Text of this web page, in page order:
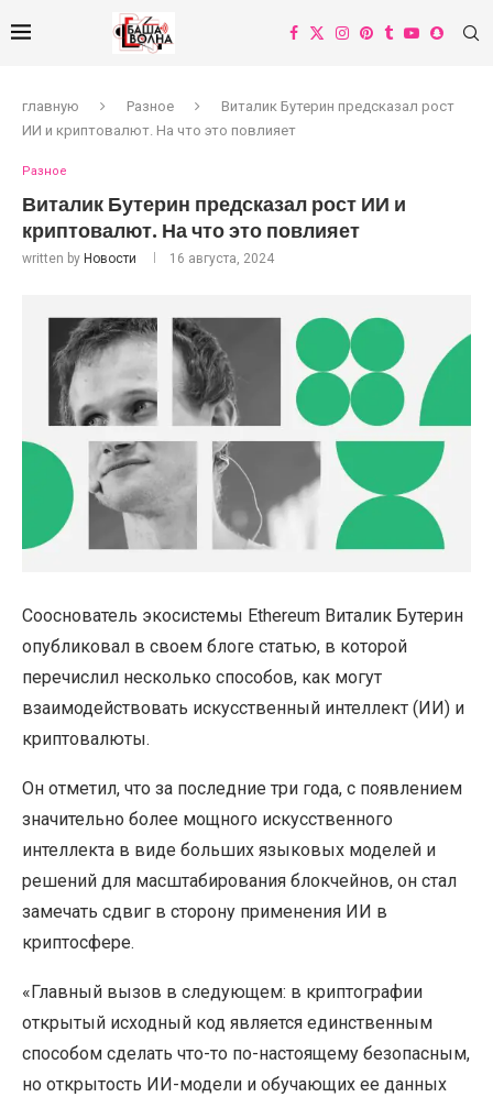
главную Разное
Виталик Бутерин предсказал рост
ИИ и криптовалют. На что это повлияет
Разное
Виталик Бутерин предсказал рост ИИ и
криптовалют. На что это повлияет
written by Новости 16 августа, 2024
Сооснователь экосистемы Ethereum Виталик Бутерин
опубликовал в своем блоге статью, в которой
перечислил несколько способов, как могут
взаимодействовать искусственный интеллект (ИИ) и
криптовалюты.
Он отметил, что за последние три года, с появлением
значительно более мощного искусственного
интеллекта в виде больших языковых моделей и
решений для масштабирования блокчейнов, он стал
замечать сдвиг в сторону применения ИИ в
криптосфере.
«Главный вызов в следующем: в криптографии
открытый исходный код является единственным
способом сделать что-то по-настоящему безопасным,
но открытость ИИ-модели и обучающих ее данных